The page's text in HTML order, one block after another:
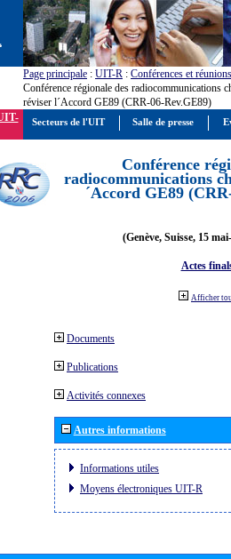
Page principale : UIT-R : Conférences et réunions
Conférence régionale des radiocommunications
réviser l´Accord GE89 (CRR-06-Rev.GE89)
Conférence
radiocommunications
´Accord GE89
(Genève, Suisse, 15
Actes
Afficher
Documents
Publications
Activités connexes
Autres informations
Informations utiles
Moyens électroniques UIT-R
Secteurs de l'UIT Salle de presse